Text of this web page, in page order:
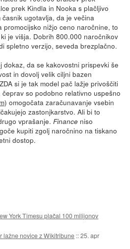
prek Kindla in Nooka s plačljivo
ugotavlja, da je večina
promocijsko nižjo ceno naročnine, to
je višja. Dobrih 800.000 naročnikov
spletno verzijo, seveda brezplačno.
da se kakovostni prispevki še
in dovolj velik ciljni bazen
si je tak model pač lažje privoščiti
so podobno relativno uspešno
) omogočata zaračunavanje vsebin
zastonjkarstvo. Ali bi to
vprašanje. Financeniso
kupiti zgolj naročnino na tiskano
dostop.
York Timesu plačal 100 milijonov
lažne novice z Wikitribune ::25. apr